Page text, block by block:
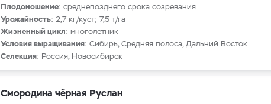
Плодоношение: среднепозднего срока созревания
Урожайность: 2,7 кг/куст; 7,5 т/га
Жизненный цикл: многолетник
Условия выращивания: Сибирь, Средняя полоса, Дальний Восток
Селекция: Россия, Новосибирск
Смородина чёрная Руслан